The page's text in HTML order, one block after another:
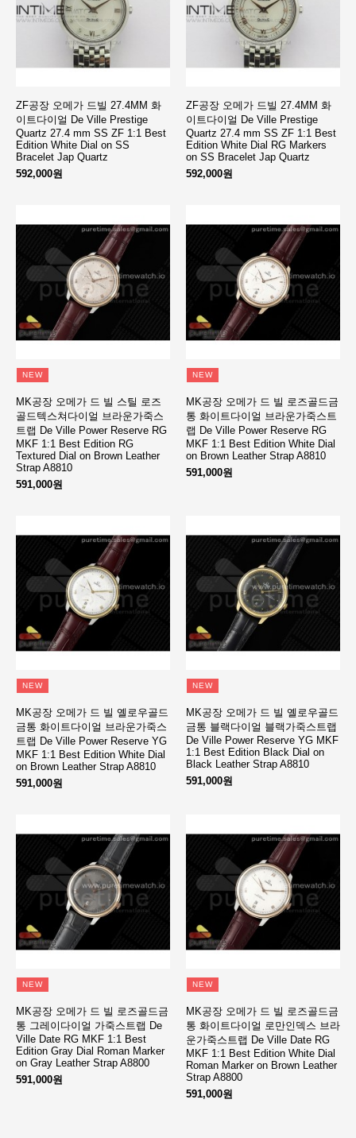
ZF공장 오메가 드빌 27.4MM 화
이트다이얼 De Ville Prestige
Quartz 27.4 mm SS ZF 1:1 Best
Edition White Dial on SS
Bracelet Jap Quartz
592,000원
ZF공장 오메가 드빌 27.4MM 화
이트다이얼 De Ville Prestige
Quartz 27.4 mm SS ZF 1:1 Best
Edition White Dial RG Markers
on SS Bracelet Jap Quartz
592,000원
NEW
MK공장 오메가 드 빌 스틸 로즈
골드텍스쳐다이얼 브라운가죽스
트랩 De Ville Power Reserve RG
MKF 1:1 Best Edition RG
Textured Dial on Brown Leather
Strap A8810
591,000원
NEW
MK공장 오메가 드 빌 로즈골드금
통 화이트다이얼 브라운가죽스트
랩 De Ville Power Reserve RG
MKF 1:1 Best Edition White Dial
on Brown Leather Strap A8810
591,000원
NEW
MK공장 오메가 드 빌 옐로우골드
금통 화이트다이얼 브라운가죽스
트랩 De Ville Power Reserve YG
MKF 1:1 Best Edition White Dial
on Brown Leather Strap A8810
591,000원
NEW
MK공장 오메가 드 빌 옐로우골드
금통 블랙다이얼 블랙가죽스트랩
De Ville Power Reserve YG MKF
1:1 Best Edition Black Dial on
Black Leather Strap A8810
591,000원
NEW
MK공장 오메가 드 빌 로즈골드금
통 그레이다이얼 가죽스트랩 De
Ville Date RG MKF 1:1 Best
Edition Gray Dial Roman Marker
on Gray Leather Strap A8800
591,000원
NEW
MK공장 오메가 드 빌 로즈골드금
통 화이트다이얼 로만인덱스 브라
운가죽스트랩 De Ville Date RG
MKF 1:1 Best Edition White Dial
Roman Marker on Brown Leather
Strap A8800
591,000원